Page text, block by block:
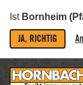
Ist Bornheim
JA, RICHTIG